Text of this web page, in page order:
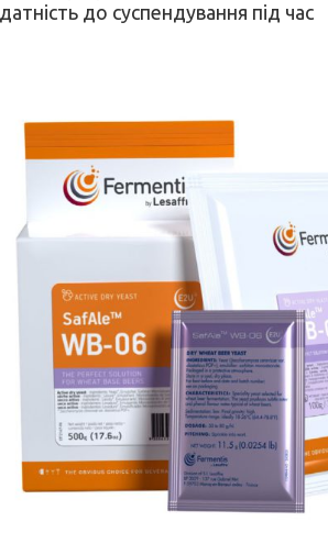
до суспендування під час